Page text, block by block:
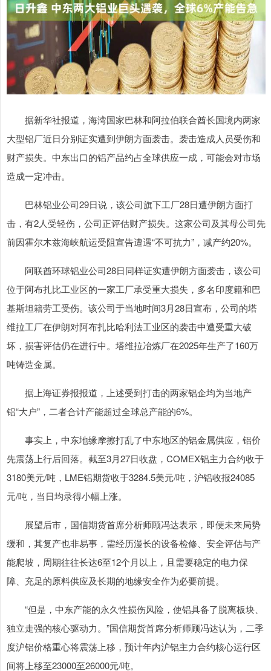
据新华社报道，海湾国家巴林和阿拉伯联合酋长国境内两家
大型铝厂近日分别证实遭到伊朗方面袭击。袭击造成人员受伤和
财产损失。中东出口的铝产品约占全球供应一成，可能会对市场
造成一定冲击。
巴林铝业公司29日说，该公司旗下工厂28日遭伊朗方面打
击，有2人受轻伤，公司正评估财产损失。这家公司及其母公司先
前因霍尔木兹海峡航运受阻宣告遭遇“不可抗力”，减产约20%。
阿联酋环球铝业公司28日同样证实遭伊朗方面袭击，该公司
位于阿布扎比工业区的一家工厂承受重大损失，多名印度籍和巴
基斯坦籍劳工受伤。该公司于当地时间3月28日宣布，公司的塔
维拉工厂在伊朗对阿布扎比哈利法工业区的袭击中遭受重大破
坏，损害评估仍在进行中。塔维拉冶炼厂在2025年生产了160万
吨铸造金属。
据上海证券报报道，上述受到打击的两家铝企均为当地产
铝“大户”，二者合计产能超过全球总产能的6%。
事实上，中东地缘摩擦打乱了中东地区的铝金属供应，铝价
先震荡上行后回落。截至3月27日收盘，COMEX铝主力合约收于
3180美元/吨，LME铝期货收于3284.5美元/吨，沪铝收报24085
元/吨，当日均录得小幅上涨。
展望后市，国信期货首席分析师顾冯达表示，即便未来局势
缓和，其复产也非易事，需经历漫长的设备检修、安全评估与产
能爬坡，周期往往长达6至12个月以上，且需要稳定的电力保
障、充足的原料供应及长期的地缘安全作为必要前提。
“但是，中东产能的永久性损伤风险，使铝具备了脱离板块、
独立走强的核心驱动力。”国信期货首席分析师顾冯达认为，二季
度沪铝价格重心将震荡上移，预计年内沪铝主力合约核心运行区
间将上移至23000至26000元/吨。